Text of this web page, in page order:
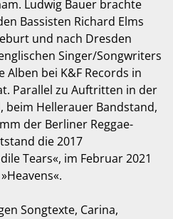
Ludwig Bauer brachte
Bassisten Richard Elms
und nach Dresden
Singer/Songwriters
bei K&F Records in
Parallel zu Auftritten in der
beim Hellerauer Bandstand,
der Berliner Reggae-
die 2017
Tears«, im Februar 2021
Songtexte, Carina,